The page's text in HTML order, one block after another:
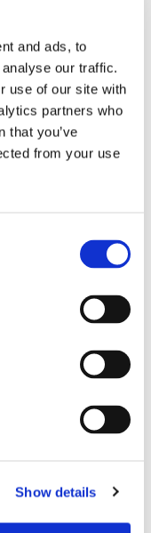
and ads, to
our traffic.
use of our site with
partners who
that you’ve
from your use
Show details
av